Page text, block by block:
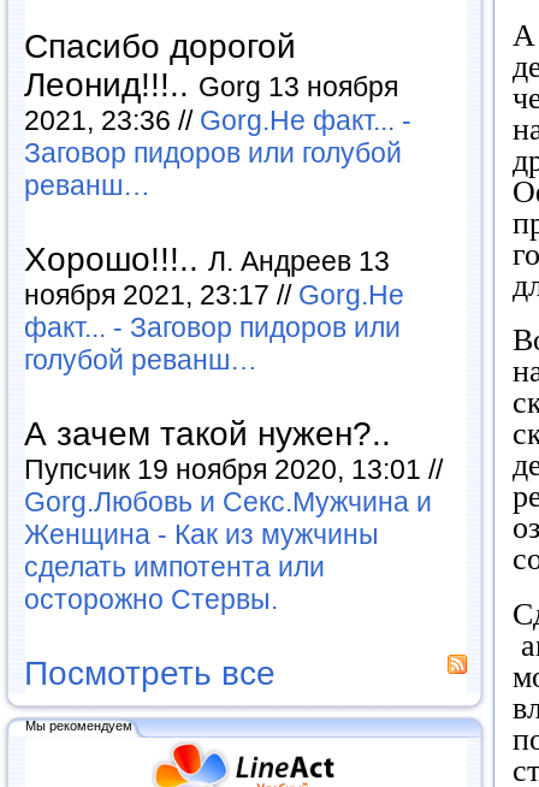
Спасибо дорогой
Леонид!!!.. Gorg 13 ноября
2021, 23:36 // Gorg.Не факт... -
Заговор пидоров или голубой
реванш…
Хорошо!!!.. Л. Андреев 13
ноября 2021, 23:17 // Gorg.Не
факт... - Заговор пидоров или
голубой реванш…
А зачем такой нужен?..
Пупсчик 19 ноября 2020, 13:01 //
Gorg.Любовь и Секс.Мужчина и
Женщина - Как из мужчины
сделать импотента или
осторожно Стервы.
Посмотреть все
Мы рекомендуем
А